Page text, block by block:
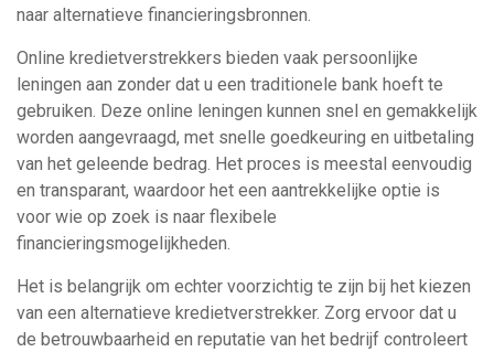
naar alternatieve financieringsbronnen.
Online kredietverstrekkers bieden vaak persoonlijke
leningen aan zonder dat u een traditionele bank hoeft te
gebruiken. Deze online leningen kunnen snel en gemakkelijk
worden aangevraagd, met snelle goedkeuring en uitbetaling
van het geleende bedrag. Het proces is meestal eenvoudig
en transparant, waardoor het een aantrekkelijke optie is
voor wie op zoek is naar flexibele
financieringsmogelijkheden.
Het is belangrijk om echter voorzichtig te zijn bij het kiezen
van een alternatieve kredietverstrekker. Zorg ervoor dat u
de betrouwbaarheid en reputatie van het bedrijf controleert